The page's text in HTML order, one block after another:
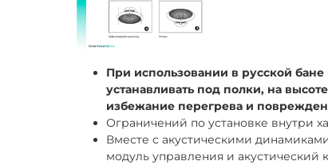
При использовании в русской
устанавливать под полки, на
избежание перегрева и
Ограничений по установке внутри
Вместе с акустическими
модуль управления и акустический